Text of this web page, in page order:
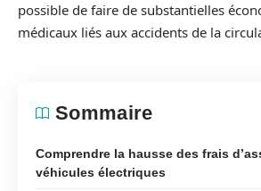
possible de faire de substantielles
médicaux liés aux accidents de la
Sommaire
Comprendre la hausse des frais
véhicules électriques